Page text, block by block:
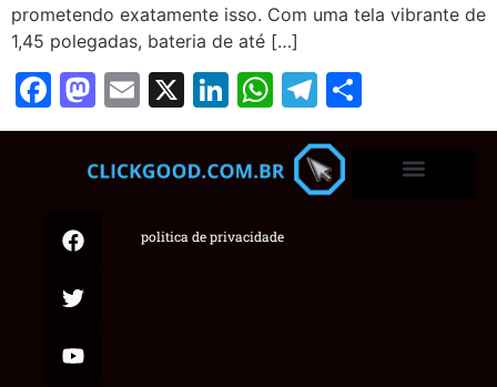
prometendo exatamente isso. Com uma tela vibrante de
1,45 polegadas, bateria de até […]
Facebook
Mastodon
Email
X LinkedIn
WhatsApp
Telegram
politica de privacidade